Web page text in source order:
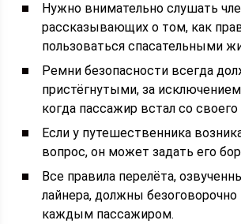
Нужно внимательно слушать
рассказывающих о том, как
пользоваться спасательными
Ремни безопасности всегда
пристёгнутыми, за исключением
когда пассажир встал со
Если у путешественника
вопрос, он может задать его
Все правила перелёта,
лайнера, должны
каждым пассажиром.